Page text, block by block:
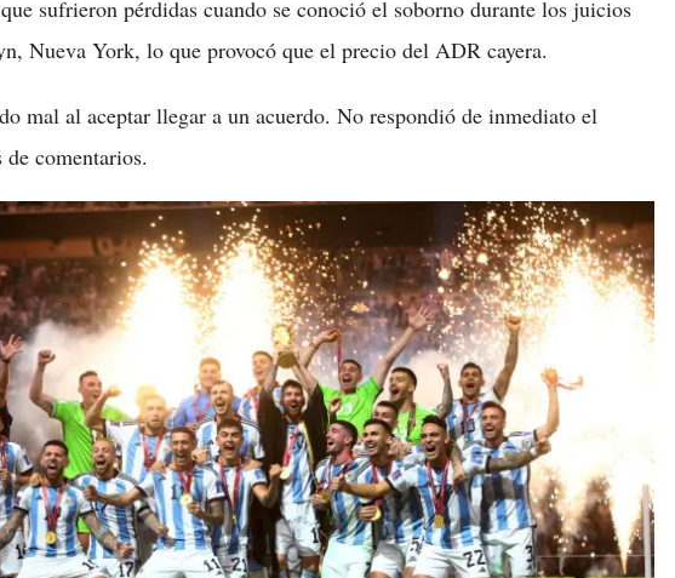
sufrieron pérdidas cuando se conoció el soborno durante los juicios
Nueva York, lo que provocó que el precio del ADR cayera.
mal al aceptar llegar a un acuerdo. No respondió de inmediato el
comentarios.